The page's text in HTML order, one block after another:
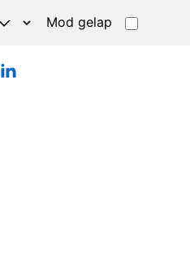
Mod gelap